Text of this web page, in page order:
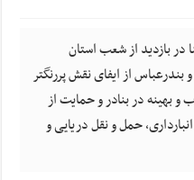
در بازدید از شعب استان
بندرعباس از ایفای نقش پررنگتر
بهینه در بنادر و حمایت از
حمل و نقل دریایی و